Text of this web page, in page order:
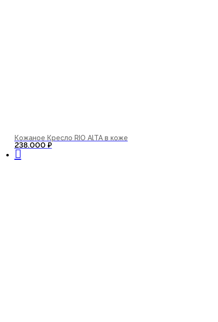
Кожаное Кресло RIO AlTA в коже
238.000 ₽